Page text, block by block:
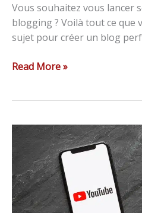
Vous souhaitez vous lancer
blogging ? Voilà tout ce que
sujet pour créer un blog
Read More »
12
conseils
pour
un
référencement
YouTube